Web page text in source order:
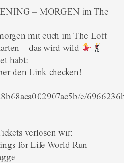
– MORGEN im The
mit euch im The Loft
– das wird wild
habt:
den Link checken!
e/
verlosen wir:
for Life World Run